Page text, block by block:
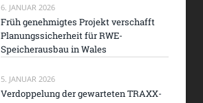
6. JANUAR 2026
Früh genehmigtes Projekt verschafft
Planungssicherheit für RWE-
Speicherausbau in Wales
5. JANUAR 2026
Verdoppelung der gewarteten TRAXX-